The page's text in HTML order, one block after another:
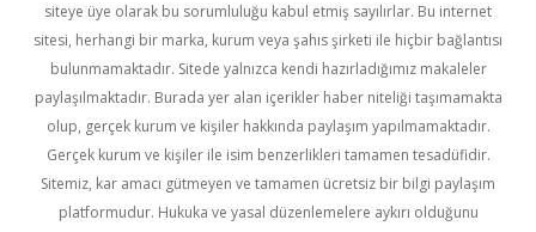
siteye üye olarak bu sorumluluğu kabul etmiş sayılırlar. Bu internet
sitesi, herhangi bir marka, kurum veya şahıs şirketi ile hiçbir bağlantısı
bulunmamaktadır. Sitede yalnızca kendi hazırladığımız makaleler
paylaşılmaktadır. Burada yer alan içerikler haber niteliği taşımamakta
olup, gerçek kurum ve kişiler hakkında paylaşım yapılmamaktadır.
Gerçek kurum ve kişiler ile isim benzerlikleri tamamen tesadüfidir.
Sitemiz, kar amacı gütmeyen ve tamamen ücretsiz bir bilgi paylaşım
platformudur. Hukuka ve yasal düzenlemelere aykırı olduğunu